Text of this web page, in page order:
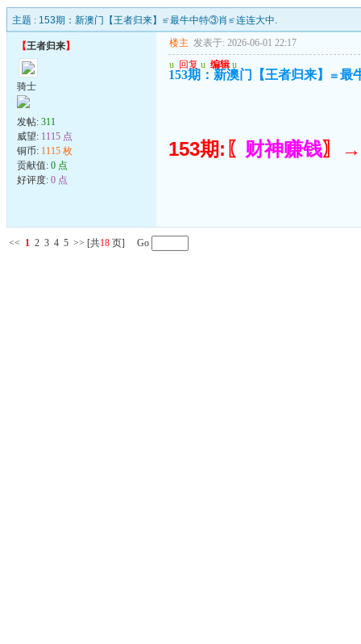
主题 : 153期：新澳门【王者归来】≌最牛中特③肖≌连连大中.
【王者归来】
骑士
发帖: 311
威望: 1115 点
铜币: 1115 枚
贡献值: 0 点
好评度: 0 点
楼主 发表于: 2026-06-01 22:17
u 回复 u 编辑 u
153期：新澳门【王者归来】≌
153期:〖 财神赚钱〗→
<< 1 2 3 4 5 >> [共18 页] Go